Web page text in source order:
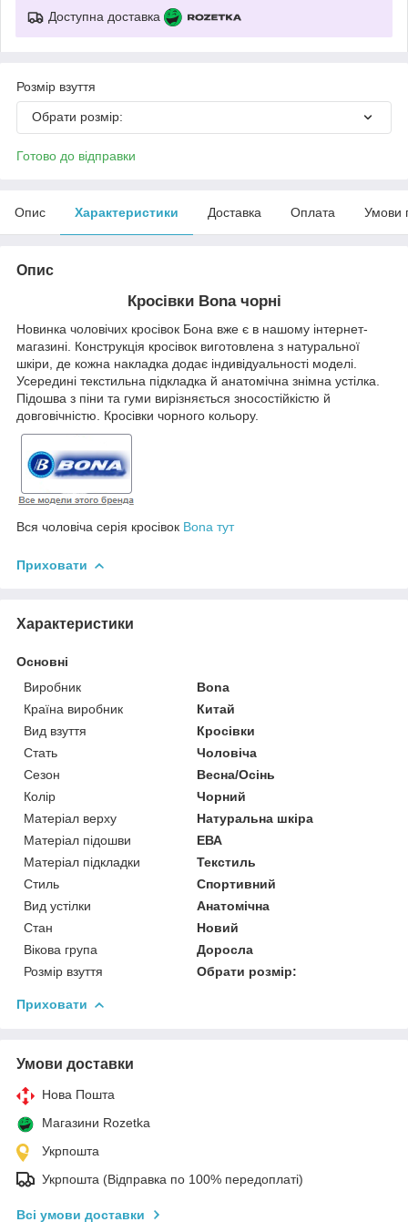
Доступна доставка
Розмір взуття
Обрати розмір:
Готово до відправки
Опис Характеристики Доставка Оплата Умови
Опис
Кросівки Bona чорні
Новинка чоловічих кросівок Бона вже є в нашому інтернет-
магазині. Конструкція кросівок виготовлена з натуральної
шкіри, де кожна накладка додає індивідуальності моделі.
Усередині текстильна підкладка й анатомічна знімна устілка.
Підошва з піни та гуми вирізняється зносостійкістю й
довговічністю. Кросівки чорного кольору.
Вся чоловіча серія кросівок Bona тут
Приховати
Характеристики
Основні
Виробник
Bona
Країна виробник
Китай
Вид взуття
Кросівки
Стать
Чоловіча
Сезон
Весна/Осінь
Колір
Чорний
Матеріал верху
Натуральна шкіра
Матеріал підошви
ЕВА
Матеріал підкладки
Текстиль
Стиль
Спортивний
Вид устілки
Анатомічна
Стан
Новий
Вікова група
Доросла
Розмір взуття
Обрати розмір:
Приховати
Умови доставки
Нова Пошта
Магазини Rozetka
Укрпошта
Укрпошта (Відправка по 100% передоплаті)
Всі умови доставки